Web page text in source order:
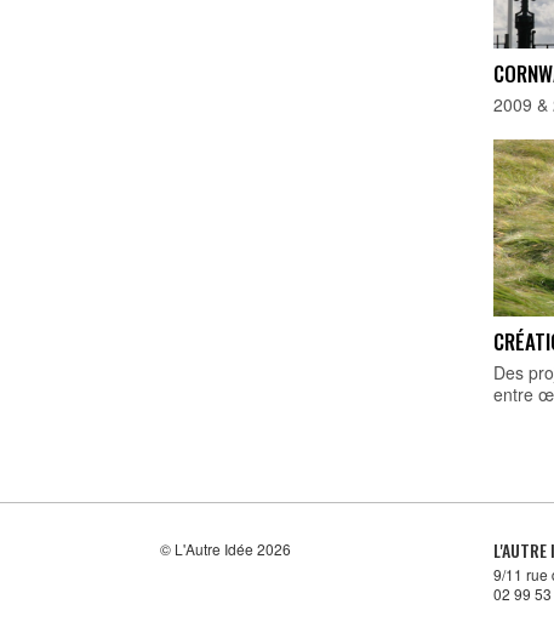
2009 &
Des
entre
© L'Autre Idée 2026 L'AUTRE
9/11 rue
02 99